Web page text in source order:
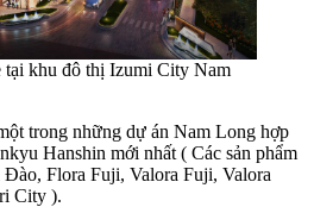
tại khu đô thị Izumi City Nam
trong những dự án Nam Long hợp
Hanshin mới nhất ( Các sản phẩm
Flora Fuji, Valora Fuji, Valora
City ).